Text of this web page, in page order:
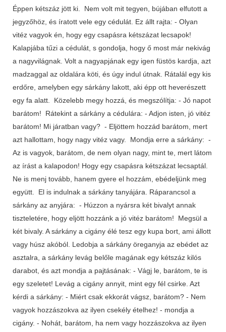
Éppen kétszáz jött ki. Nem volt mit tegyen, bújában elfutott a
jegyzőhöz, és íratott vele egy cédulát. Ez állt rajta: - Olyan
vitéz vagyok én, hogy egy csapásra kétszázat lecsapok!
Kalapjába tűzi a cédulát, s gondolja, hogy ő most már nekivág
a nagyvilágnak. Volt a nagyapjának egy igen füstös kardja, azt
madzaggal az oldalára köti, és úgy indul útnak. Rátalál egy kis
erdőre, amelyben egy sárkány lakott, aki épp ott heverészett
egy fa alatt. Közelebb megy hozzá, és megszólítja: - Jó napot
barátom! Rátekint a sárkány a cédulára: - Adjon isten, jó vitéz
barátom! Mi járatban vagy? - Eljöttem hozzád barátom, mert
azt hallottam, hogy nagy vitéz vagy. Mondja erre a sárkány: -
Az is vagyok, barátom, de nem olyan nagy, mint te, mert látom
az írást a kalapodon! Hogy egy csapásra kétszázat lecsaptál.
Ne is menj tovább, hanem gyere el hozzám, ebédeljünk meg
együtt. El is indulnak a sárkány tanyájára. Ráparancsol a
sárkány az anyjára: - Húzzon a nyársra két bivalyt annak
tiszteletére, hogy eljött hozzánk a jó vitéz barátom! Megsül a
két bivaly. A sárkány a cigány élé tesz egy kupa bort, ami állott
vagy húsz akóból. Ledobja a sárkány öreganyja az ebédet az
asztalra, a sárkány levág belőle magának egy kétszáz kilós
darabot, és azt mondja a pajtásának: - Vágj le, barátom, te is
egy szeletet! Levág a cigány annyit, mint egy fél csirke. Azt
kérdi a sárkány: - Miért csak ekkorát vágsz, barátom? - Nem
vagyok hozzászokva az ilyen csekély ételhez! - mondja a
cigány. - Nohát, barátom, ha nem vagy hozzászokva az ilyen